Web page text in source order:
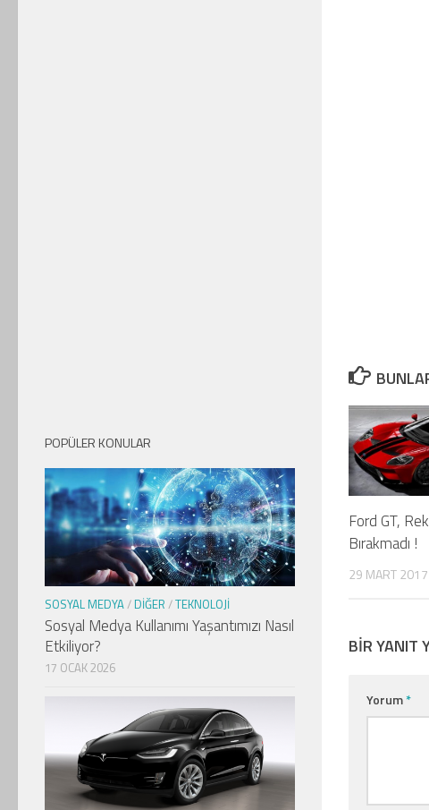
Ford GT,
Bırakmadı !
29 MART 2017
BIR YANIT
Yorum*
POPÜLER KONULAR
SOSYAL MEDYA/ DIĞER /TEKNOLOJI
Sosyal Medya Kullanımı Yaşantımızı Nasıl
Etkiliyor?
17 OCAK 2026